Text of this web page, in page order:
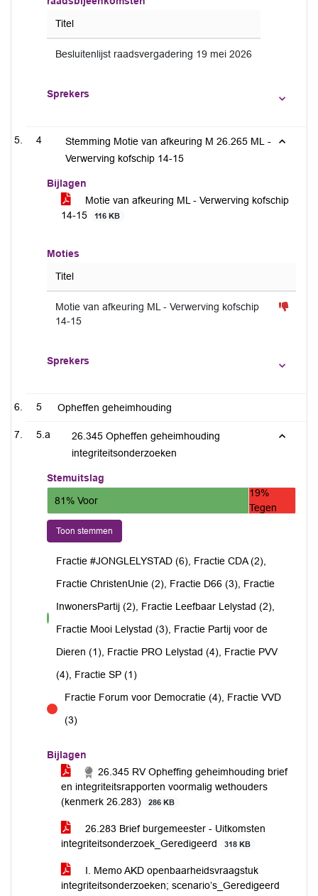
Titel
Besluitenlijst raadsvergadering 19 mei 2026
Sprekers
4
Stemming Motie van afkeuring M 26.265 ML -
Verwerving kofschip 14-15
Bijlagen
Motie van afkeuring ML - Verwerving kofschip
14-15
116 KB
Moties
Titel
Motie van afkeuring ML - Verwerving kofschip
14-15
Sprekers
5 Opheffen geheimhouding
5.a
26.345 Opheffen geheimhouding
integriteitsonderzoeken
Stemuitslag
81% Voor
19%
Tegen
Toon stemmen
voor
Fractie #JONGLELYSTAD (6), Fractie CDA (2),
Fractie ChristenUnie (2), Fractie D66 (3), Fractie
InwonersPartij (2), Fractie Leefbaar Lelystad (2),
Fractie Mooi Lelystad (3), Fractie Partij voor de
Dieren (1), Fractie PRO Lelystad (4), Fractie PVV
(4), Fractie SP (1)
tegen
Fractie Forum voor Democratie (4), Fractie VVD
(3)
Bijlagen
26.345 RV Opheffing geheimhouding brief
en integriteitsrapporten voormalig wethouders
(kenmerk 26.283)
286 KB
26.283 Brief burgemeester - Uitkomsten
integriteitsonderzoek_Geredigeerd
318 KB
I. Memo AKD openbaarheidsvraagstuk
integriteitsonderzoeken; scenario’s_Geredigeerd